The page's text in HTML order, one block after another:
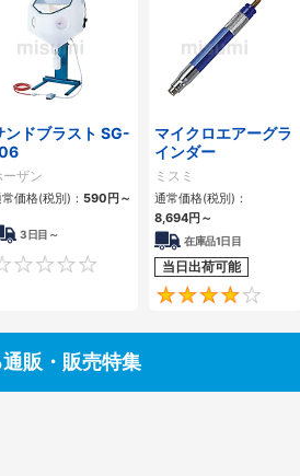
5
ンドブラスト SG-
ーザン
価格(税別)： 590円～
3日目～
0
マイクロエアーグラ
インダー
ミスミ
通常価格(税別)：
8,694円～
在庫品1日目
当日出荷可能
販・販売特集